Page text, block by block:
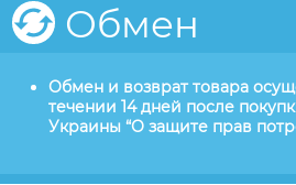
Обмен
Обмен и возврат товара
течении 14 дней после
Украины “О защите прав